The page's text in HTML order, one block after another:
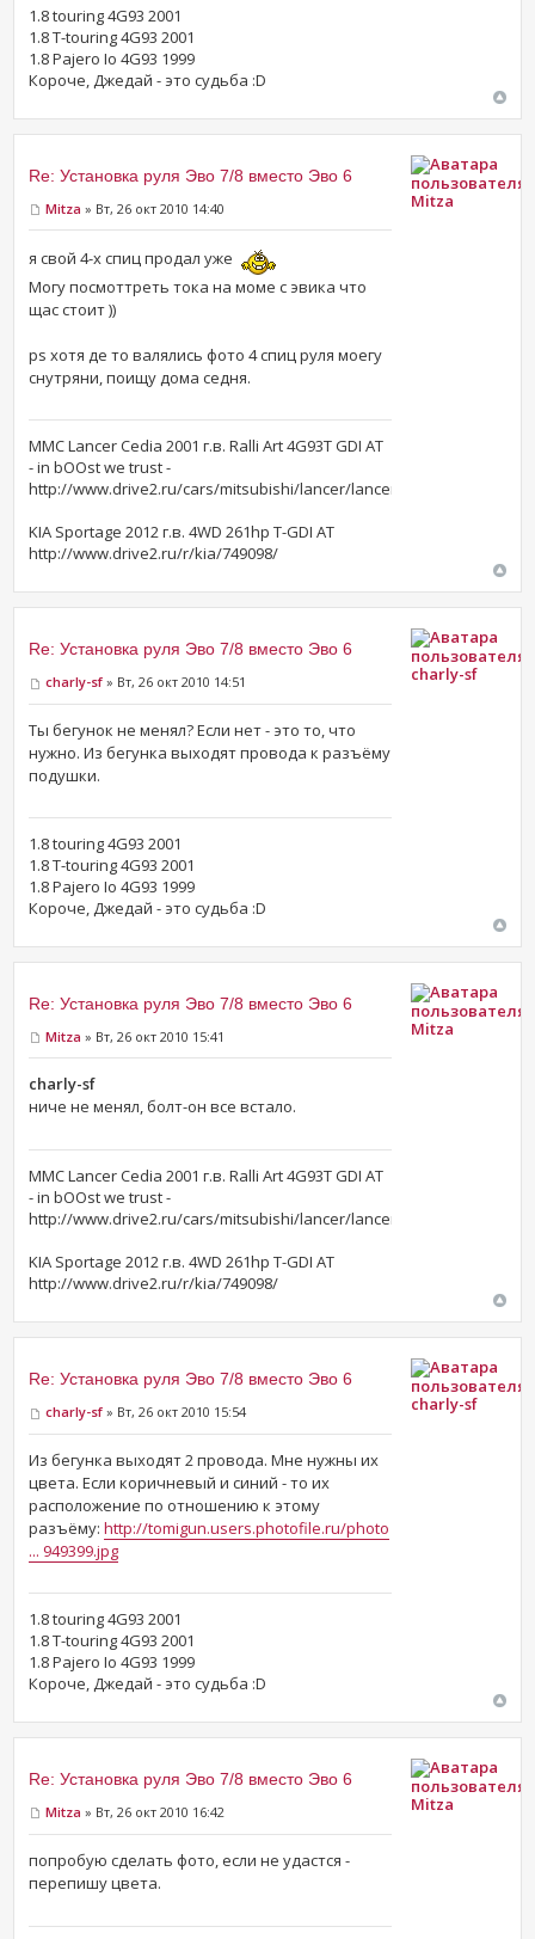
1.8 touring 4G93 2001
1.8 T-touring 4G93 2001
1.8 Pajero Io 4G93 1999
Короче, Джедай - это судьба :D
Re: Установка руля Эво 7/8 вместо Эво 6
Mitza » Вт, 26 окт 2010 14:40
я свой 4-х спиц продал уже
Могу посмоттреть тока на моме с эвика что
щас стоит ))
ps хотя де то валялись фото 4 спиц руля моегу
снутряни, поищу дома седня.
MMC Lancer Cedia 2001 г.в. Ralli Art 4G93T GDI AT
- in bOOst we trust -
http://www.drive2.ru/cars/mitsubishi/lancer/lancer_vii/mitza/
KIA Sportage 2012 г.в. 4WD 261hp T-GDI AT
http://www.drive2.ru/r/kia/749098/
Mitza
Re: Установка руля Эво 7/8 вместо Эво 6
charly-sf » Вт, 26 окт 2010 14:51
Ты бегунок не менял? Если нет - это то, что
нужно. Из бегунка выходят провода к разъёму
подушки.
1.8 touring 4G93 2001
1.8 T-touring 4G93 2001
1.8 Pajero Io 4G93 1999
Короче, Джедай - это судьба :D
charly-sf
Re: Установка руля Эво 7/8 вместо Эво 6
Mitza » Вт, 26 окт 2010 15:41
charly-sf
ниче не менял, болт-он все встало.
MMC Lancer Cedia 2001 г.в. Ralli Art 4G93T GDI AT
- in bOOst we trust -
http://www.drive2.ru/cars/mitsubishi/lancer/lancer_vii/mitza/
KIA Sportage 2012 г.в. 4WD 261hp T-GDI AT
http://www.drive2.ru/r/kia/749098/
Mitza
Re: Установка руля Эво 7/8 вместо Эво 6
charly-sf » Вт, 26 окт 2010 15:54
Из бегунка выходят 2 провода. Мне нужны их
цвета. Если коричневый и синий - то их
расположение по отношению к этому
разъёму:http://tomigun.users.photofile.ru/photo
... 949399.jpg
1.8 touring 4G93 2001
1.8 T-touring 4G93 2001
1.8 Pajero Io 4G93 1999
Короче, Джедай - это судьба :D
charly-sf
Re: Установка руля Эво 7/8 вместо Эво 6
Mitza » Вт, 26 окт 2010 16:42
попробую сделать фото, если не удастся -
перепишу цвета.
Mitza